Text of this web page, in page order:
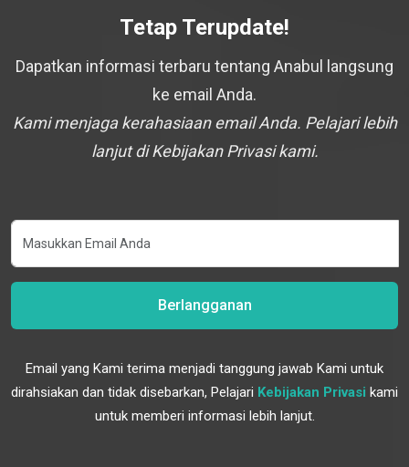
Tetap Terupdate!
Dapatkan informasi terbaru tentang Anabul langsung
ke email Anda.
Kami menjaga kerahasiaan email Anda. Pelajari lebih
lanjut di Kebijakan Privasi kami.
Berlangganan
Email yang Kami terima menjadi tanggung jawab Kami untuk
dirahsiakan dan tidak disebarkan, Pelajari Kebijakan Privasi kami
untuk memberi informasi lebih lanjut.